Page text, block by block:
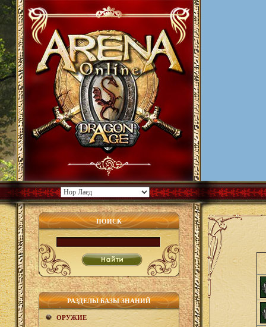
ПОИСК
РАЗДЕЛЫ БАЗЫ ЗНАНИЙ
ОРУЖИЕ